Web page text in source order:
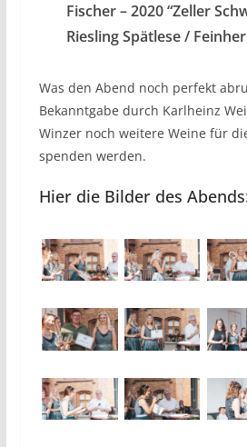
Fischer – 2020 “Zeller
Riesling Spätlese /
Was den Abend noch perfekt
Bekanntgabe durch Karlheinz
Winzer noch weitere Weine für
spenden werden.
Hier die Bilder des